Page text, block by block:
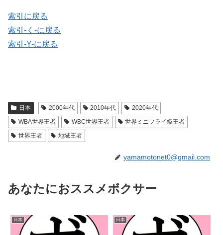
索引に戻る
索引-く-に戻る
索引-Y-に戻る
日本 2000年代 2010年代
2020年代
WBA世界王者
WBC世界王者
世界ミニフライ級王者
世界王者
地域王者
yamamotonet0@gmail.com
あなたにおススメボクサー
日本 日本